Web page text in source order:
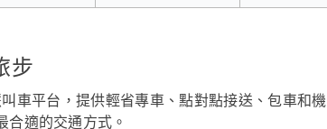
步
車平台，提供輕省專車、點對點接送、包車和
合適的交通方式。